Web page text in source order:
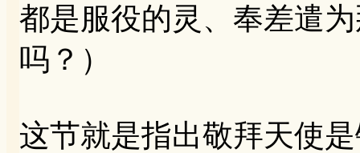
都是服役的灵、奉差遣
吗？）
这节就是指出敬拜天使